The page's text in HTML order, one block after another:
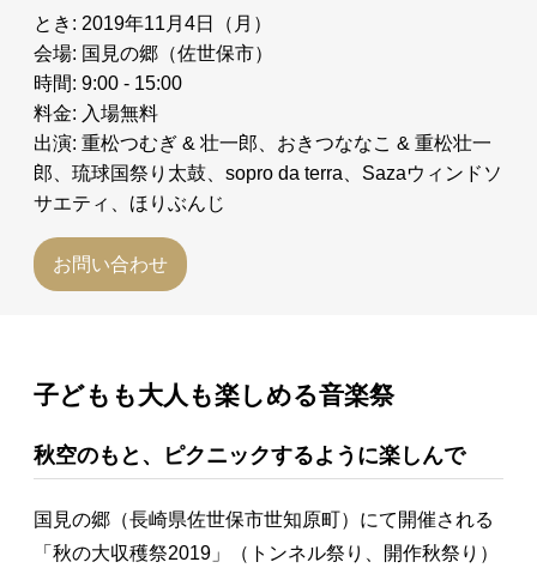
お問い合わせ
とき: 2019年11月4日（月）
会場: 国見の郷（佐世保市）
時間: 9:00 - 15:00
料金: 入場無料
出演: 重松つむぎ & 壮一郎、おきつななこ & 重松壮一
郎、琉球国祭り太鼓、sopro da terra、Sazaウィンドソ
サエティ、ほりぶんじ
お問い合わせ
子どもも大人も楽しめる音楽祭
秋空のもと、ピクニックするように楽しんで
国見の郷（長崎県佐世保市世知原町）にて開催される
「秋の大収穫祭2019」（トンネル祭り、開作秋祭り）